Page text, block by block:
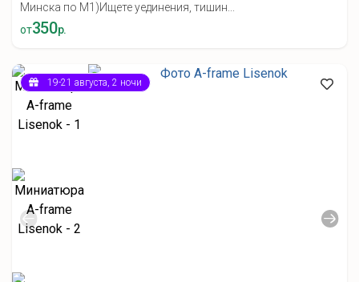
Минска по М1) ​Ищете уединения, тишин...
от350р.
19-21 августа, 2 ночи